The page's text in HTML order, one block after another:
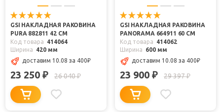
GSI НАКЛАДНАЯ РАКОВИНА
PURA 882811 42 СМ
Код товара
414064
Ширина
420 мм
доставим 10.08 за 400₽
23 250 ₽ 26 040₽
GSI НАКЛАДНАЯ РАКОВИНА
PANORAMA 664911 60 СМ
Код товара
414062
Ширина
600 мм
доставим 10.08 за 400₽
23 900 ₽ 29 397₽